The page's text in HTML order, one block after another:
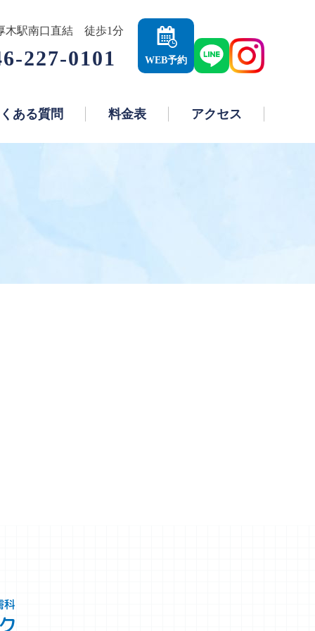
木駅南口直結 徒歩1分
227-0101 WEB予約
ある質問 料金表 アクセス